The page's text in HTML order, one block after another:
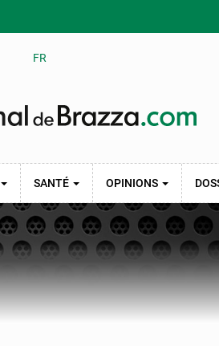
FR
SANTÉ OPINIONS